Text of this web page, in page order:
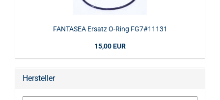
FANTASEA Ersatz O-Ring FG7#11131
15,00 EUR
Hersteller